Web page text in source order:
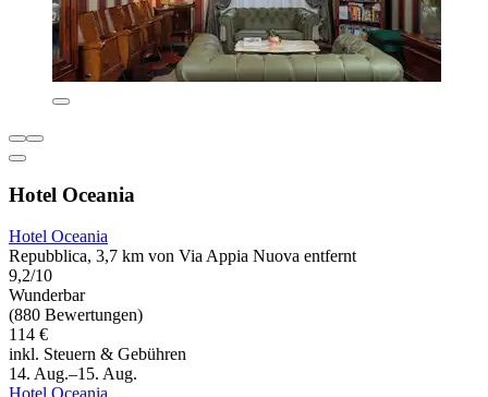
Hotel Oceania
Hotel Oceania
Repubblica, 3,7 km von Via Appia Nuova entfernt
9,2/10
Wunderbar
(880 Bewertungen)
114 €
inkl. Steuern & Gebühren
14. Aug.–15. Aug.